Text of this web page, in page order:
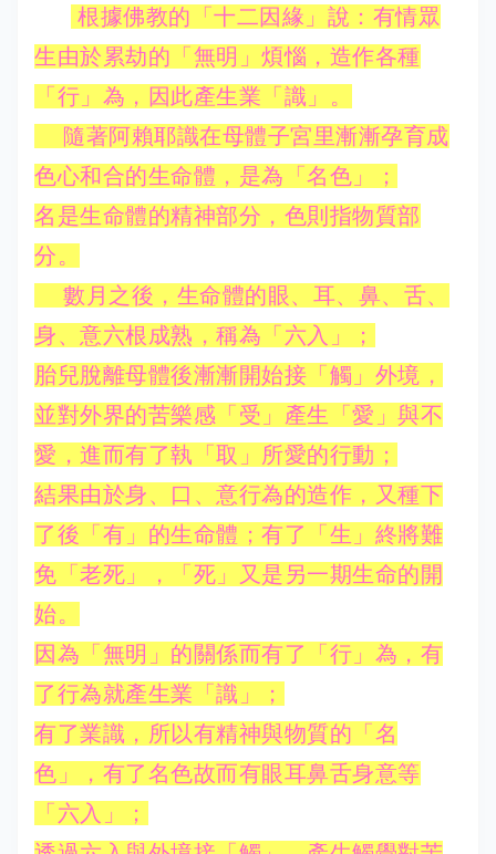
根據佛教的「十二因緣」說：有情眾
生由於累劫的「無明」煩惱，造作各種
「行」為，因此產生業「識」。
隨著阿賴耶識在母體子宮里漸漸孕育成
色心和合的生命體，是為「名色」；
名是生命體的精神部分，色則指物質部
分。
數月之後，生命體的眼、耳、鼻、舌、
身、意六根成熟，稱為「六入」；
胎兒脫離母體後漸漸開始接「觸」外境，
並對外界的苦樂感「受」產生「愛」與不
愛，進而有了執「取」所愛的行動；
結果由於身、口、意行為的造作，又種下
了後「有」的生命體；有了「生」終將難
免「老死」，「死」又是另一期生命的開
始。
因為「無明」的關係而有了「行」為，有
了行為就產生業「識」；
有了業識，所以有精神與物質的「名
色」，有了名色故而有眼耳鼻舌身意等
「六入」；